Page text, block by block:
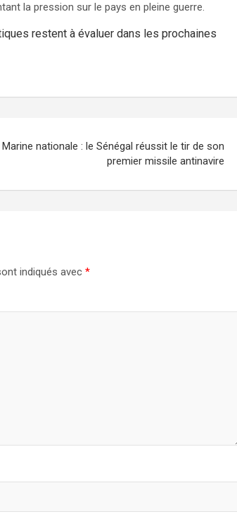
la pression sur le pays en pleine guerre.
restent à évaluer dans les prochaines
Marine nationale : le Sénégal réussit le tir de son
premier missile antinavire
indiqués avec *